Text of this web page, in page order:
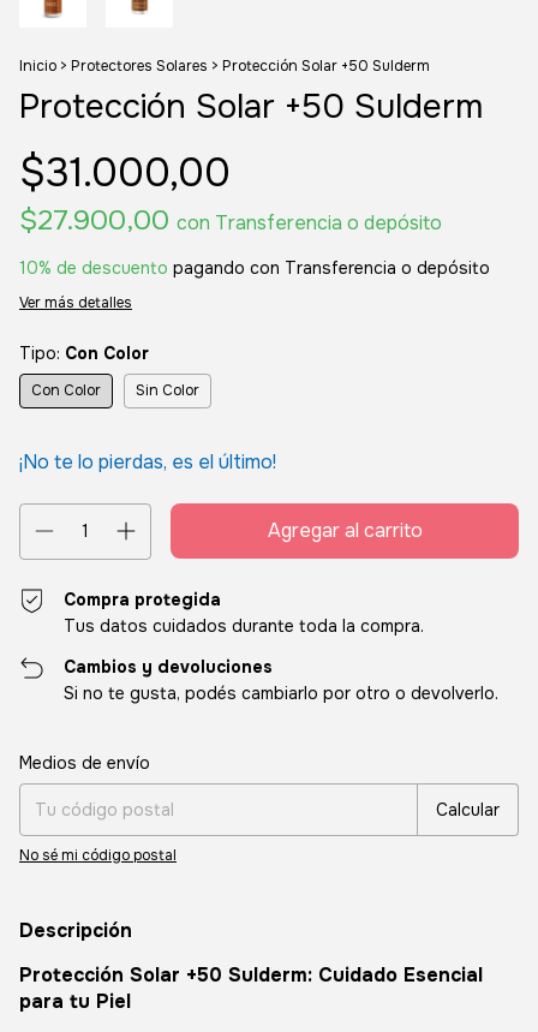
Inicio > Protectores Solares > Protección Solar +50 Sulderm
Protección Solar +50 Sulderm
$31.000,00
$27.900,00 con Transferencia o depósito
10% de descuento pagando con Transferencia o depósito
Ver más detalles
Tipo: Con Color
Con Color Sin Color
¡No te lo pierdas, es el último!
Compra protegida
Tus datos cuidados durante toda la compra.
Cambios y devoluciones
Si no te gusta, podés cambiarlo por otro o devolverlo.
Entregas para el CP:
Medios de envío
Calcular
No sé mi código postal
Descripción
Protección Solar +50 Sulderm: Cuidado Esencial
para tu Piel